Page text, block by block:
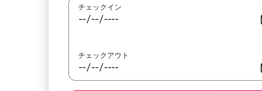
チェックイン
チェックアウト